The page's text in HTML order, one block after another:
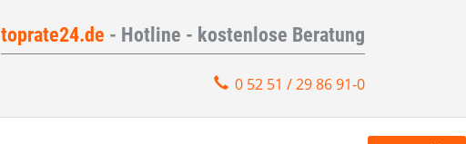
toprate24.de - Hotline - kostenlose Beratung
0 52 51 / 29 86 91-0